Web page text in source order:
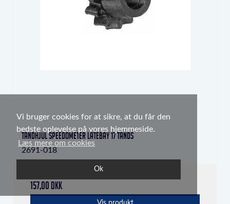
Vi bruger cookies for at sikre, at du får den
bedste oplevelse på vores hjemmeside.
Læs mere om cookies
Ok
Tandhjul speedometer Latebay 17 tands
2691-018
157,00 DKK